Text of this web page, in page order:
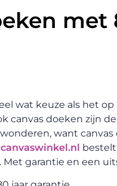
wat keuze als het
canvas doeken zijn
want
garantie en een